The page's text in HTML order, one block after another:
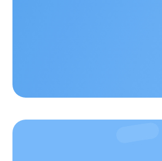
Казахстан, г.Алматы,